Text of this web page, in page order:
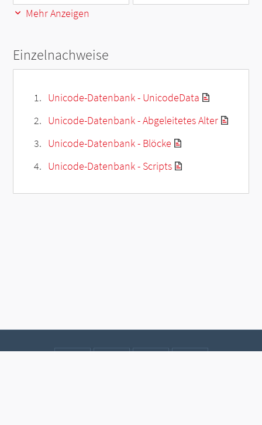
Mehr Anzeigen
Einzelnachweise
Unicode-Datenbank - UnicodeData
Unicode-Datenbank - Abgeleitetes Alter
Unicode-Datenbank - Blöcke
Unicode-Datenbank - Scripts